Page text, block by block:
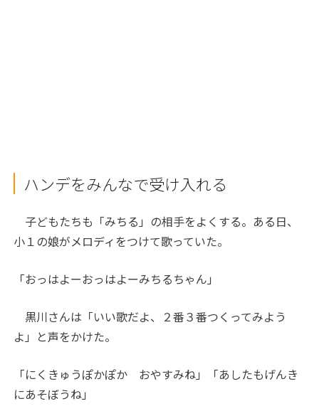
ハンデをみんなで受け入れる
子どもたちも「みちる」の相手をよくする。ある日、
小１の娘がメロディをつけて歌っていた。
「おっはよーおっはよーみちるちゃん」
黒川さんは「いい歌だよ、２番３番つくってみよう
よ」と声をかけた。
「にくきゅうぽかぽか おやすみね」「あしたもげんき
にあそぼうね」